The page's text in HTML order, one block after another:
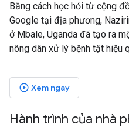
Bằng cách học hỏi từ cộng
Google tại địa phương,
ở Mbale, Uganda đã tạo ra
nông dân xử lý bệnh tật hiệu
play_circle_outlinedXem ngay
Hành trình của nhà